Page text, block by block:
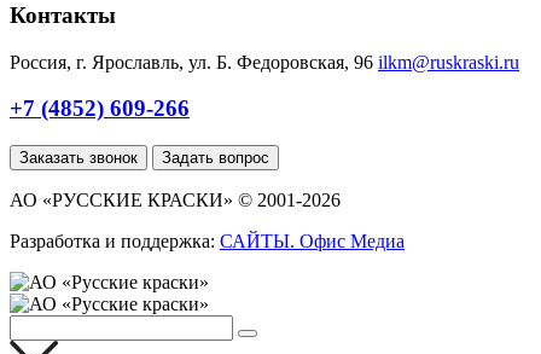
Контакты
Россия, г. Ярославль, ул. Б. Федоровская, 96 ilkm@ruskraski.ru
+7 (4852) 609-266
Заказать звонок Задать вопрос
АО «РУССКИЕ КРАСКИ» © 2001-2026
Разработка и поддержка: САЙТЫ. Офис Медиа